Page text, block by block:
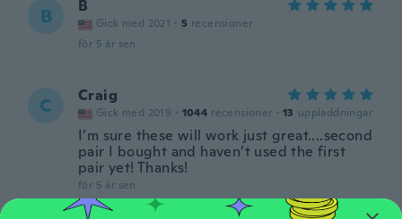
B B
Gick med 2021 · 5 recensioner
för 5 år sen
C Craig
Gick med 2019 · 1044 recensioner · 13 uppladdningar
I’m sure these will work just great....second
pair I bought and haven’t used the first
pair yet! Thanks!
för 5 år sen